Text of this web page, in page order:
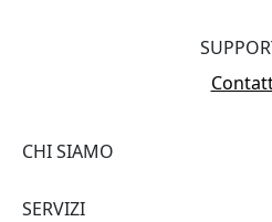
CHI SIAMO
SERVIZI